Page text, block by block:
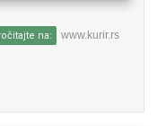
na: www.kurir.rs